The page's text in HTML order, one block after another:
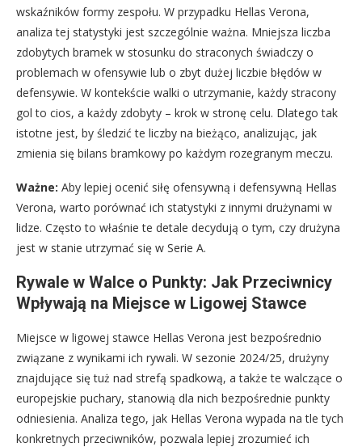
wskaźników formy zespołu. W przypadku Hellas Verona,
analiza tej statystyki jest szczególnie ważna. Mniejsza liczba
zdobytych bramek w stosunku do straconych świadczy o
problemach w ofensywie lub o zbyt dużej liczbie błędów w
defensywie. W kontekście walki o utrzymanie, każdy stracony
gol to cios, a każdy zdobyty – krok w stronę celu. Dlatego tak
istotne jest, by śledzić te liczby na bieżąco, analizując, jak
zmienia się bilans bramkowy po każdym rozegranym meczu.
Ważne: Aby lepiej ocenić siłę ofensywną i defensywną Hellas
Verona, warto porównać ich statystyki z innymi drużynami w
lidze. Często to właśnie te detale decydują o tym, czy drużyna
jest w stanie utrzymać się w Serie A.
Rywale w Walce o Punkty: Jak Przeciwnicy
Wpływają na Miejsce w Ligowej Stawce
Miejsce w ligowej stawce Hellas Verona jest bezpośrednio
związane z wynikami ich rywali. W sezonie 2024/25, drużyny
znajdujące się tuż nad strefą spadkową, a także te walczące o
europejskie puchary, stanowią dla nich bezpośrednie punkty
odniesienia. Analiza tego, jak Hellas Verona wypada na tle tych
konkretnych przeciwników, pozwala lepiej zrozumieć ich